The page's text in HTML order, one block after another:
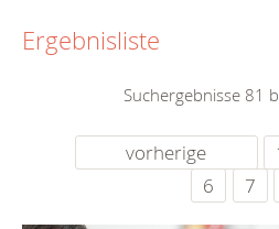
Ergebnisliste
Suchergebnisse 81
vorherige
6
7